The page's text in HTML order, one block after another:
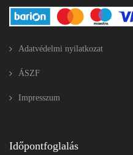
Adatvédelmi nyilatkozat
ÁSZF
Impresszum
Időpontfoglalás